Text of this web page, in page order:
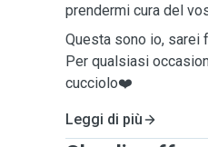
prendermi cura del
Questa sono io, sarei
Per qualsiasi
cucciolo❤️
Leggi di più